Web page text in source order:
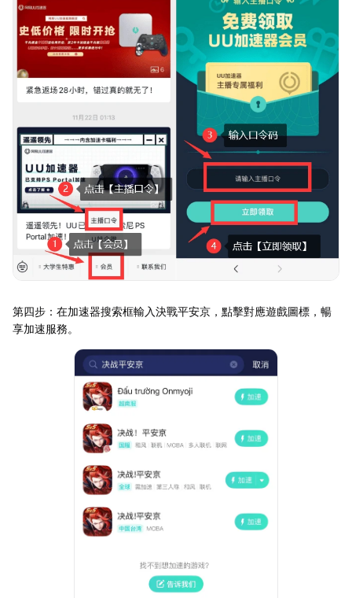
第四步：在加速器搜索框輸入決戰平安京，點擊對應遊戲圖標，暢
享加速服務。